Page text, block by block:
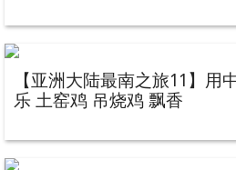
【亚洲大陆最南之旅11】用
乐 土窑鸡 吊烧鸡 飘香